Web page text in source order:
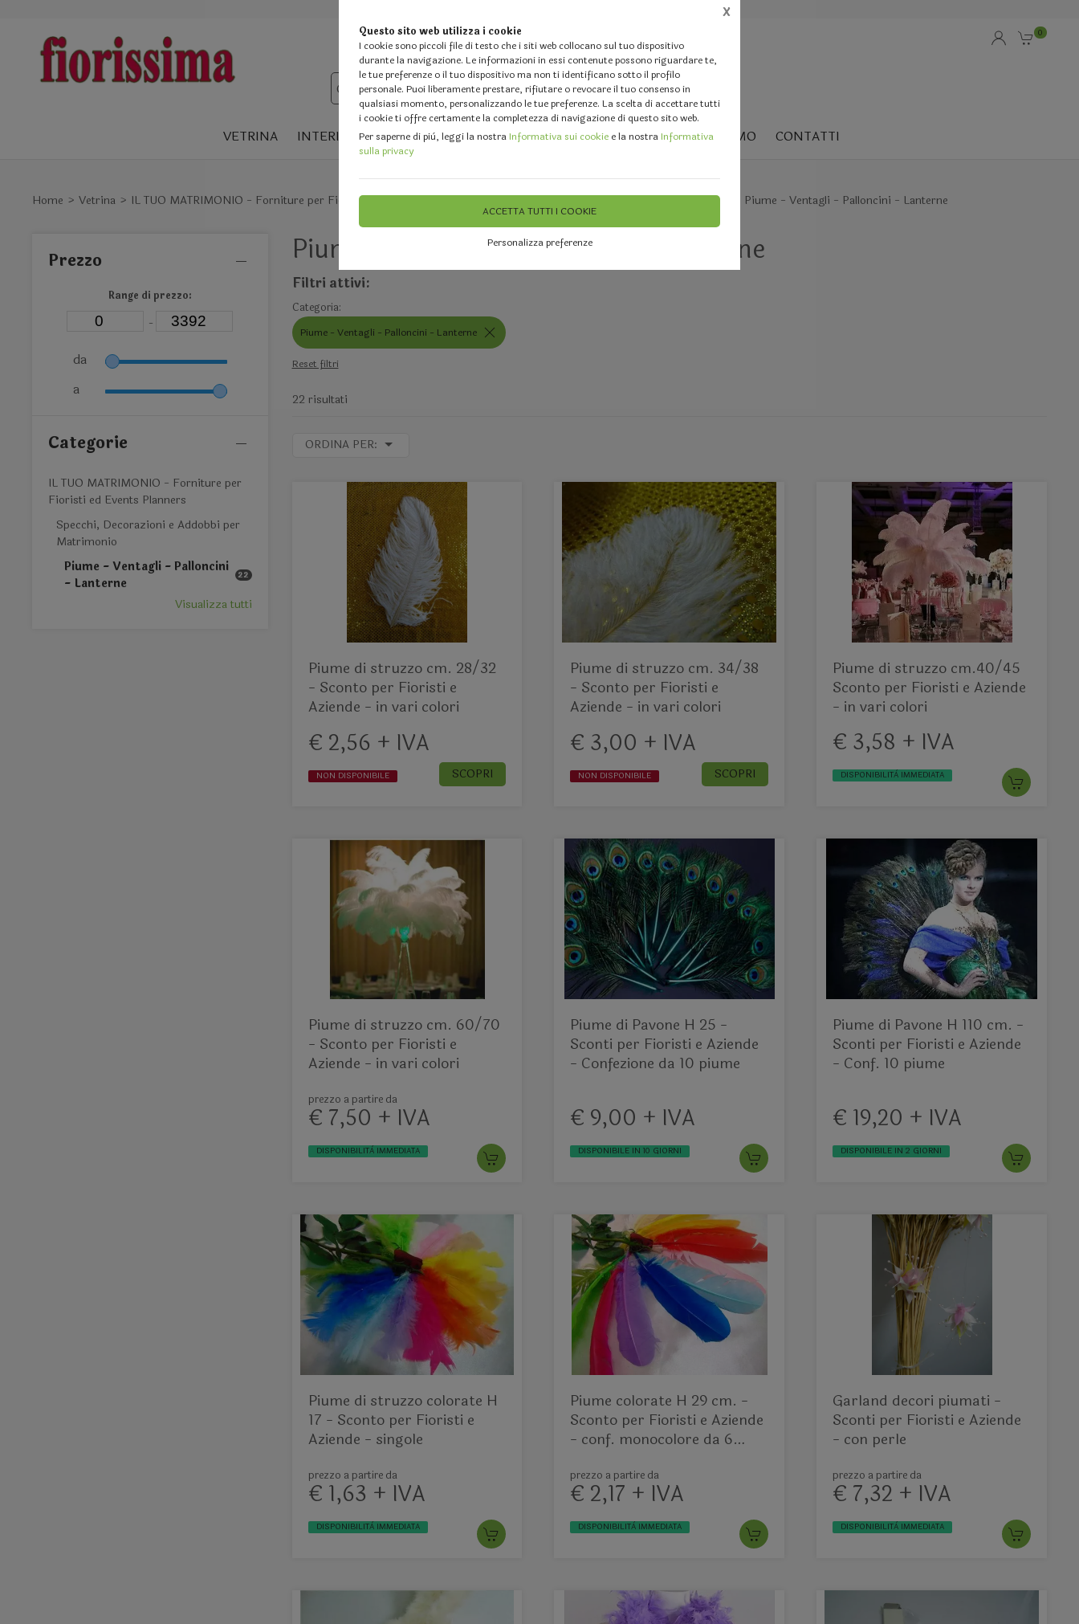
Questo sito web utilizza i cookie
I cookie sono piccoli file di testo che i siti web collocano sul tuo dispositivo
durante la navigazione. Le informazioni in essi contenute possono riguardare te,
le tue preferenze o il tuo dispositivo ma non ti identificano sotto il profilo
personale. Puoi liberamente prestare, rifiutare o revocare il tuo consenso in
qualsiasi momento, personalizzando le tue preferenze. La scelta di accettare tutti
i cookie ti offre certamente la completezza di navigazione di questo sito web.
Per saperne di più, leggi la nostraInformativa sui cookie e la nostraInformativa
sulla privacy
ACCETTA TUTTI I COOKIE
Personalizza preferenze
X
0
VETRINA INTERIOR DESIGN GALLERY DOVE SIAMO FEEDBACK CHI SIAMO CONTATTI
Home Vetrina IL TUO MATRIMONIO - Forniture per Fioristi ed Events Planners Specchi, Decorazioni e Addobbi per Matrimonio Piume - Ventagli - Palloncini - Lanterne
Prezzo
Range di prezzo:
-
da
a
Categorie
IL TUO MATRIMONIO - Forniture per
Fioristi ed Events Planners
Specchi, Decorazioni e Addobbi per
Matrimonio
Piume - Ventagli - Palloncini
- Lanterne
22
Visualizza tutti
Piume - Ventagli - Palloncini - Lanterne
Filtri attivi:
Categoria:
Piume - Ventagli - Palloncini - Lanterne
Reset filtri
22 risultati
ORDINA PER:
Piume di struzzo cm. 28/32
- Sconto per Fioristi e
Aziende - in vari colori
€ 2,56 + IVA
NON DISPONIBILE SCOPRI
Piume di struzzo cm. 34/38
- Sconto per Fioristi e
Aziende - in vari colori
€ 3,00 + IVA
NON DISPONIBILE SCOPRI
Piume di struzzo cm.40/45
Sconto per Fioristi e Aziende
- in vari colori
€ 3,58 + IVA
DISPONIBILITÀ IMMEDIATA
Piume di struzzo cm. 60/70
- Sconto per Fioristi e
Aziende - in vari colori
prezzo a partire da
€ 7,50 + IVA
DISPONIBILITÀ IMMEDIATA
Piume di Pavone H 25 -
Sconti per Fioristi e Aziende
- Confezione da 10 piume
€ 9,00 + IVA
DISPONIBILE IN 10 GIORNI
Piume di Pavone H 110 cm. -
Sconti per Fioristi e Aziende
- Conf. 10 piume
€ 19,20 + IVA
DISPONIBILE IN 2 GIORNI
Piume di struzzo colorate H
17 - Sconto per Fioristi e
Aziende - singole
prezzo a partire da
€ 1,63 + IVA
DISPONIBILITÀ IMMEDIATA
Piume colorate H 29 cm. -
Sconto per Fioristi e Aziende
- conf. monocolore da 6
prezzo a partire da
€ 2,17 + IVA
DISPONIBILITÀ IMMEDIATA
Garland decori piumati -
Sconti per Fioristi e Aziende
- con perle
prezzo a partire da
€ 7,32 + IVA
DISPONIBILITÀ IMMEDIATA